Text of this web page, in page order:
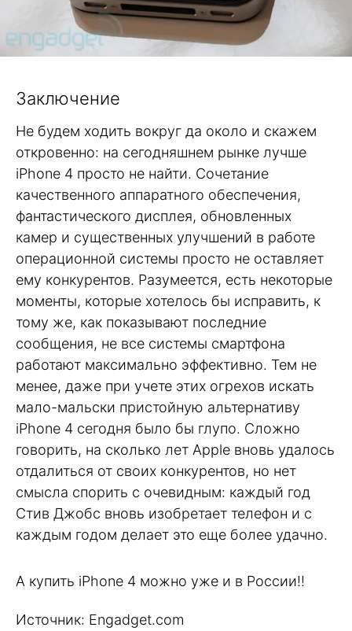
Заключение
Не будем ходить вокруг да около и скажем
откровенно: на сегодняшнем рынке лучше
iPhone 4 просто не найти. Сочетание
качественного аппаратного обеспечения,
фантастического дисплея, обновленных
камер и существенных улучшений в работе
операционной системы просто не оставляет
ему конкурентов. Разумеется, есть некоторые
моменты, которые хотелось бы исправить, к
тому же, как показывают последние
сообщения, не все системы смартфона
работают максимально эффективно. Тем не
менее, даже при учете этих огрехов искать
мало-мальски пристойную альтернативу
iPhone 4 сегодня было бы глупо. Сложно
говорить, на сколько лет Apple вновь удалось
отдалиться от своих конкурентов, но нет
смысла спорить с очевидным: каждый год
Стив Джобс вновь изобретает телефон и с
каждым годом делает это еще более удачно.
А купить iPhone 4 можно уже и в России!!
Источник: Engadget.com